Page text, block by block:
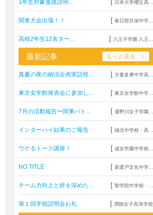
1年生対象進路説明... 日本大学櫻丘高...
関東大会出場！！ [ 春日部共栄中学...
高校2年生12名ター... [ 八王子学園 八王...
最新記事 もっと見る
真夏の夜の納涼企画実話怪... [ 大妻多摩中学高...
東京女学館発表会に参加し... [ 東京女学館中学...
7月の活動報告〜関東バト... [ 瀧野川女子学園...
インターハイ結果のご報告 [ 城北中学校・高...
ウケるトーク講座！ [ 成女学園中学校...
NO TITLE [ 新渡戸文化中学...
チーム力向上と絆を深めた... [ 聖学院中学校・...
第１回学校説明会お礼 [ 潤徳女子高等学校